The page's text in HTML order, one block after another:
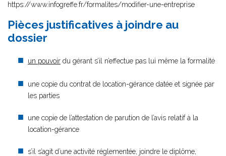
https://www.infogreffe.fr/formalites/modifier-une-entreprise
Pièces justificatives à joindre au
dossier
un pouvoir du gérant s’il n’effectue pas lui même la formalité
une copie du contrat de location-gérance datée et signée par
les parties
une copie de l’attestation de parution de l’avis relatif à la
location-gérance
s’il s’agit d’une activité réglementée, joindre le diplôme,